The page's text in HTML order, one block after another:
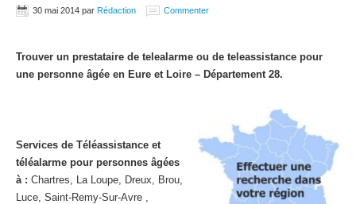
30 mai 2014 par Rédaction Commenter
Trouver un prestataire de telealarme ou de teleassistance pour
une personne âgée en Eure et Loire – Département 28.
Services de Téléassistance et
téléalarme pour personnes âgées
à : Chartres, La Loupe, Dreux, Brou,
Luce, Saint-Remy-Sur-Avre ,